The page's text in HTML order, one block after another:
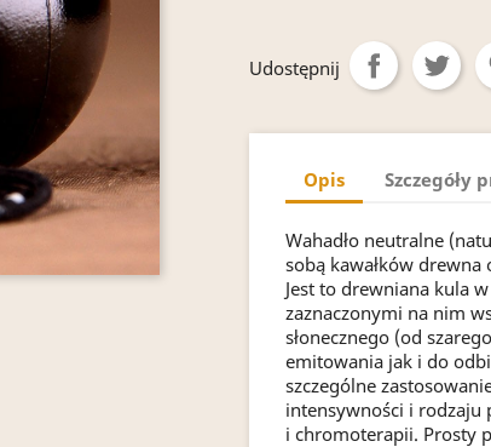
Udostępnij
Opis Szczegóły
Wahadło neutralne
sobą kawałków
Jest to drewniana kula
zaznaczonymi na nim
słonecznego (od
emitowania jak i do
szczególne
intensywności i rodzaju
i chromoterapii. Prosty